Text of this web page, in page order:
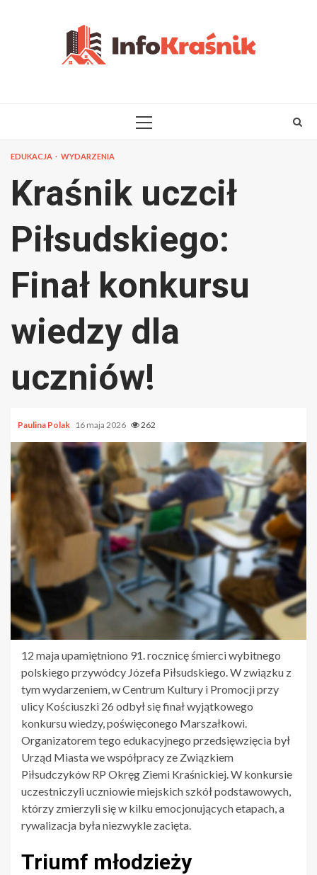
PRIMARY
EDUKACJA WYDARZENIA
Kraśnik uczcił
Piłsudskiego:
Finał konkursu
wiedzy dla
uczniów!
Paulina Polak 16 maja 2026 262
12 maja upamiętniono 91. rocznicę śmierci wybitnego
polskiego przywódcy Józefa Piłsudskiego. W związku z
tym wydarzeniem, w Centrum Kultury i Promocji przy
ulicy Kościuszki 26 odbył się finał wyjątkowego
konkursu wiedzy, poświęconego Marszałkowi.
Organizatorem tego edukacyjnego przedsięwzięcia był
Urząd Miasta we współpracy ze Związkiem
Piłsudczyków RP Okręg Ziemi Kraśnickiej. W konkursie
uczestniczyli uczniowie miejskich szkół podstawowych,
którzy zmierzyli się w kilku emocjonujących etapach, a
rywalizacja była niezwykle zacięta.
Triumf młodzieży